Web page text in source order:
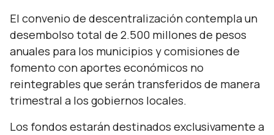
El convenio de descentralización contempla un
desembolso total de 2.500 millones de pesos
anuales para los municipios y comisiones de
fomento con aportes económicos no
reintegrables que serán transferidos de manera
trimestral a los gobiernos locales.
Los fondos estarán destinados exclusivamente a